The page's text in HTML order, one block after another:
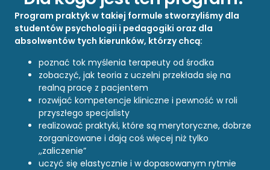
Program praktyk w takiej formule stworzyliśmy dla
studentów psychologii i pedagogiki oraz dla
absolwentów tych kierunków, którzy chcą:
poznać tok myślenia terapeuty od środka
zobaczyć, jak teoria z uczelni przekłada się na
realną pracę z pacjentem
rozwijać kompetencje kliniczne i pewność w roli
przyszłego specjalisty
realizować praktyki, które są merytoryczne, dobrze
zorganizowane i dają coś więcej niż tylko
,,zaliczenie”
uczyć się elastycznie i w dopasowanym rytmie